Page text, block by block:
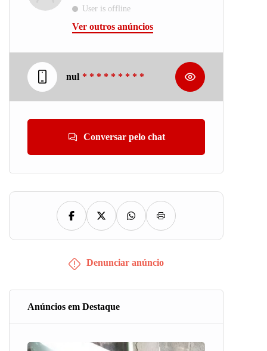
User is offline
Ver outros anúncios
nul * * * * * * * * *
Conversar pelo chat
Denunciar anúncio
Anúncios em Destaque